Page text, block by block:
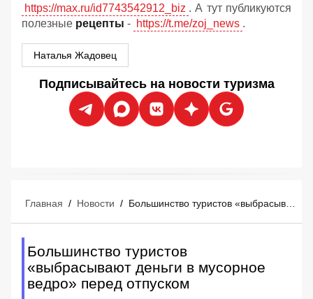
https://max.ru/id7743542912_biz . А тут публикуются
полезные рецепты - https://t.me/zoj_news .
Наталья Жадовец
Подписывайтесь на новости туризма
Главная / Новости / Большинство туристов «выбрасывают деньги в мусорное ведро» перед отпуском
Большинство туристов
«выбрасывают деньги в мусорное
ведро» перед отпуском